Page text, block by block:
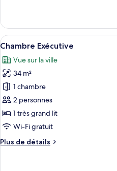
le
type
de
Chambre
Triple
Deluxe
Afficher
toutes
les
photos
pour
ce
type
de
chambre :
Chambre
6
Chambre Exécutive
Vue sur la ville
34 m²
1 chambre
2 personnes
1 très grand lit
Wi-Fi gratuit
Plus de détails
Plus